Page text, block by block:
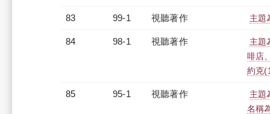
83 99-1 視聽著作 主題
84 98-1 視聽著作
主題
啡店
約克
85 95-1 視聽著作
主題
名稱